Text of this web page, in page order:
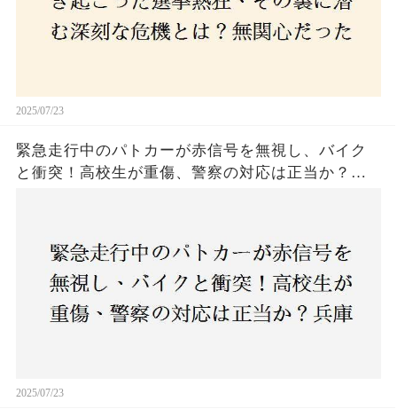
2025/07/23
緊急走行中のパトカーが赤信号を無視し、バイク
と衝突！高校生が重傷、警察の対応は正当か？兵
2025/07/23